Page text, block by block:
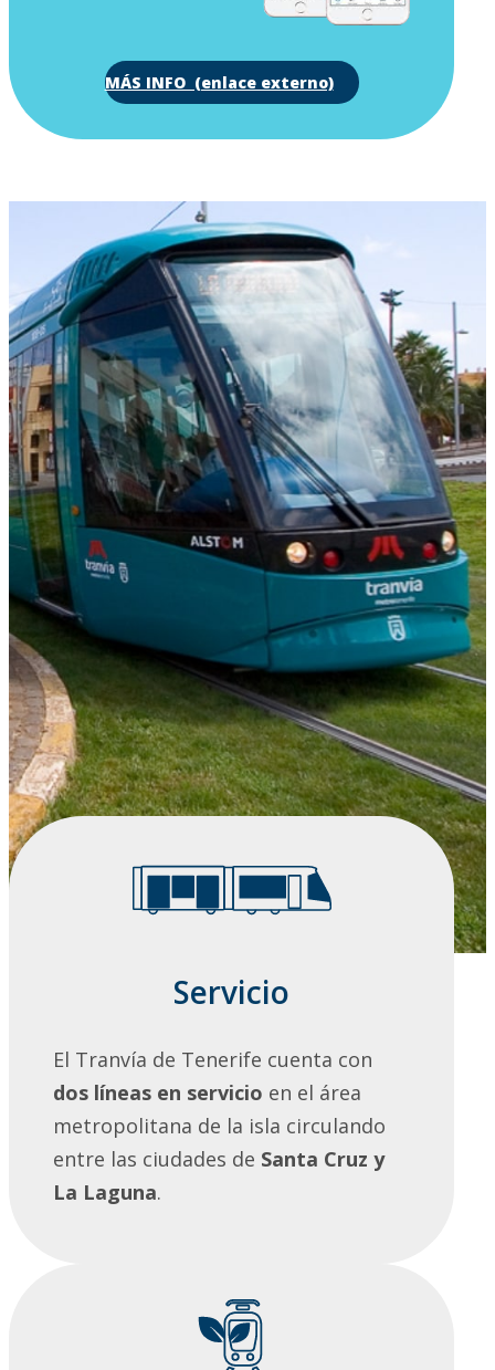
MÁS INFO (enlace externo)
Servicio
El Tranvía de Tenerife cuenta con
dos líneas en servicio en el área
metropolitana de la isla circulando
entre las ciudades de Santa Cruz y
La Laguna.